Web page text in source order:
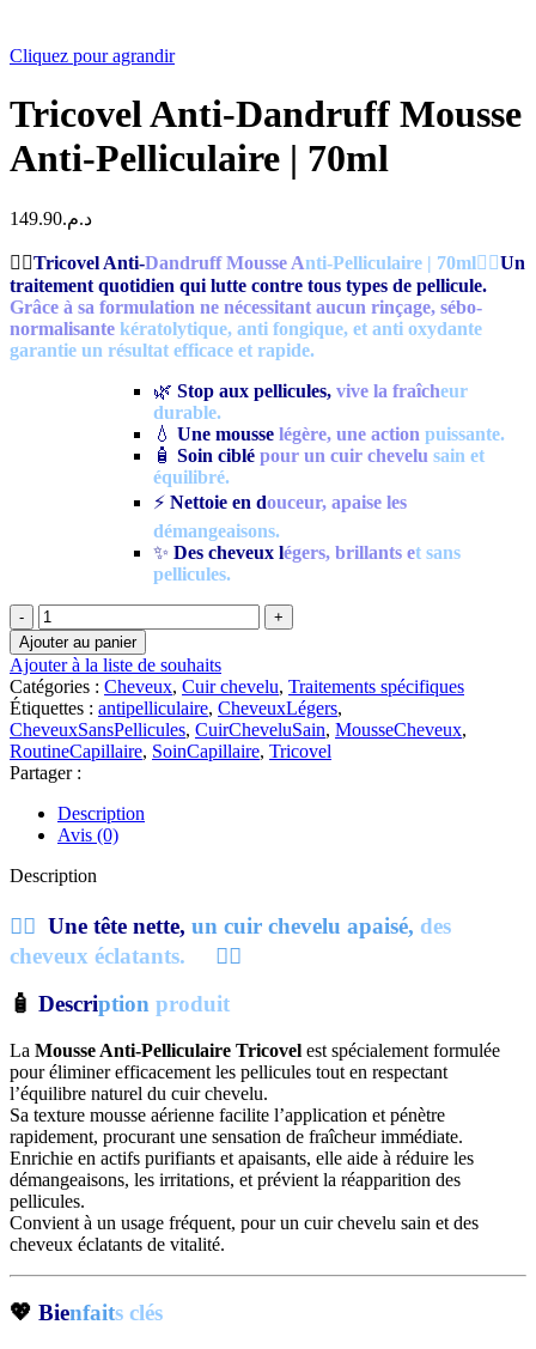
Cliquez pour agrandir
Tricovel Anti-Dandruff Mousse
Anti-Pelliculaire | 70ml
د.م.149.90
💇‍♀️Tricovel Anti-Dandruff Mousse Anti-Pelliculaire | 70ml💇‍♀️Un
traitement quotidien qui lutte contre tous types de pellicule.
Grâce à sa formulation ne nécessitant aucun rinçage, sébo-
normalisante kératolytique, anti fongique, et anti oxydante
garantie un résultat efficace et rapide.
🌿 Stop aux pellicules, vive la fraîcheur
durable.
💧 Une mousse légère, une action puissante.
🧴 Soin ciblé pour un cuir chevelu sain et
équilibré.
⚡ Nettoie en douceur, apaise les
démangeaisons.
✨ Des cheveux légers, brillants et sans
pellicules.
quantité
de
Tricovel
Anti-
Dandruff
Mousse
Anti-
Pelliculaire
|
70ml
Ajouter au panier
Ajouter à la liste de souhaits
Catégories : Cheveux, Cuir chevelu, Traitements spécifiques
Étiquettes : antipelliculaire, CheveuxLégers,
CheveuxSansPellicules, CuirCheveluSain, MousseCheveux,
RoutineCapillaire, SoinCapillaire, Tricovel
Partager :
Description
Avis (0)
Description
💇‍♀️ Une tête nette, un cuir chevelu apaisé, des
cheveux éclatants.
💇‍♀️
🧴 Description produit
La Mousse Anti-Pelliculaire Tricovel est spécialement formulée
pour éliminer efficacement les pellicules tout en respectant
l’équilibre naturel du cuir chevelu.
Sa texture mousse aérienne facilite l’application et pénètre
rapidement, procurant une sensation de fraîcheur immédiate.
Enrichie en actifs purifiants et apaisants, elle aide à réduire les
démangeaisons, les irritations, et prévient la réapparition des
pellicules.
Convient à un usage fréquent, pour un cuir chevelu sain et des
cheveux éclatants de vitalité.
💖 Bienfaits clés